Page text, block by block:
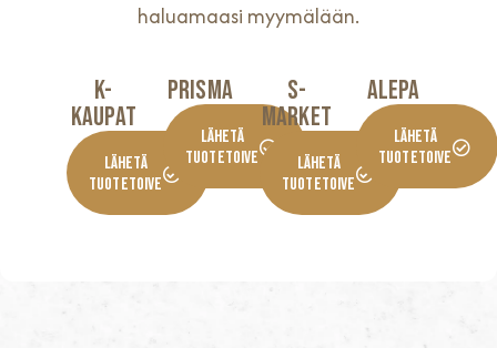
haluamaasi myymälään.
K-
KaupaT
Lähetä
Tuotetoive
Prisma
Lähetä
Tuotetoive
S-
Market
Lähetä
Tuotetoive
Alepa
Lähetä
Tuotetoive